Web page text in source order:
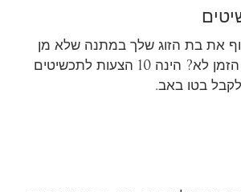
את בת הזוג שלך במתנה שלא מן
העולם הזה, והגיע הזמן לא? הינה 10 הצעות לתכשיטים
בטו באב.